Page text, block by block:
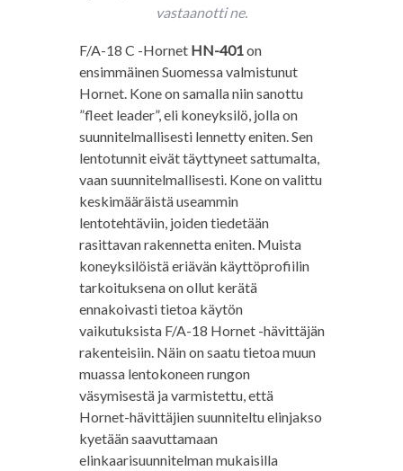
vastaanotti ne.
F/A-18 C -Hornet HN-401on
ensimmäinen Suomessa valmistunut
Hornet. Kone on samalla niin sanottu
”fleet leader”, eli koneyksilö, jolla on
suunnitelmallisesti lennetty eniten. Sen
lentotunnit eivät täyttyneet sattumalta,
vaan suunnitelmallisesti. Kone on valittu
keskimääräistä useammin
lentotehtäviin, joiden tiedetään
rasittavan rakennetta eniten. Muista
koneyksilöistä eriävän käyttöprofiilin
tarkoituksena on ollut kerätä
ennakoivasti tietoa käytön
vaikutuksista F/A-18 Hornet -hävittäjän
rakenteisiin. Näin on saatu tietoa muun
muassa lentokoneen rungon
väsymisestä ja varmistettu, että
Hornet-hävittäjien suunniteltu elinjakso
kyetään saavuttamaan
elinkaarisuunnitelman mukaisilla